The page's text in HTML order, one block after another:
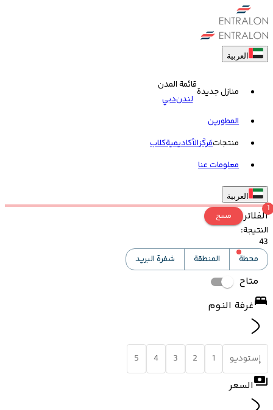
العربية
منازل جديدة
قائمة المدن
لندندبي
المطورين
منتجاتمَركَزالأكاديميةکلاب
معلومات عنا
العربية
الفلاتر
1
مسح
النتيجة:
43
محطة
المنطقة شفرة البريد
متاح
غرفة النوم
إستوديو 1
2
3
4
5
السعر